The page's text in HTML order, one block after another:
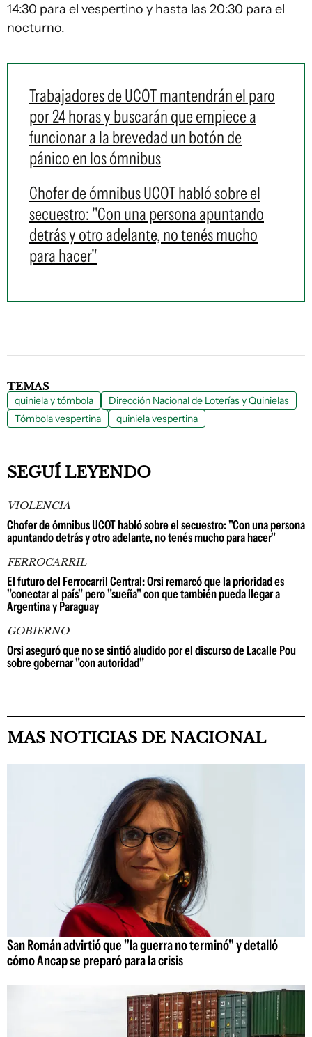
14:30 para el vespertino y hasta las 20:30 para el
nocturno.
Trabajadores de UCOT mantendrán el paro
por 24 horas y buscarán que empiece a
funcionar a la brevedad un botón de
pánico en los ómnibus
Chofer de ómnibus UCOT habló sobre el
secuestro: "Con una persona apuntando
detrás y otro adelante, no tenés mucho
para hacer"
TEMAS
quiniela y tómbola
Dirección Nacional de Loterías y Quinielas
Tómbola vespertina
quiniela vespertina
SEGUÍ LEYENDO
VIOLENCIA
Chofer de ómnibus UCOT habló sobre el secuestro: "Con una persona
apuntando detrás y otro adelante, no tenés mucho para hacer"
FERROCARRIL
El futuro del Ferrocarril Central: Orsi remarcó que la prioridad es
"conectar al país" pero "sueña" con que también pueda llegar a
Argentina y Paraguay
GOBIERNO
Orsi aseguró que no se sintió aludido por el discurso de Lacalle Pou
sobre gobernar "con autoridad"
MAS NOTICIAS DE NACIONAL
San Román advirtió que "la guerra no terminó" y detalló
cómo Ancap se preparó para la crisis